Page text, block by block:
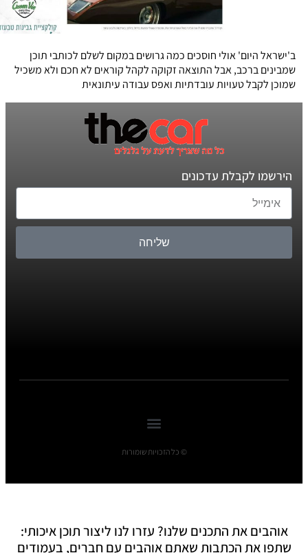
ב'ישראל היום' אולי חוסכים כמה גרושים במקום לשלם לכותבי תוכן
שמבינים ברכב, אבל התוצאה זקוקה לקהל קוראים לא חכם ולא משכיל
שמוכן לקבל טעויות עובדתיות ואפס עבודה עיתונאית
הירשמו לקבלת עדכונים
שליחה
© כל הזכויות שומורות
אוהבים את התכנים שלנו? עזרו לנו ליצור תוכן איכותי:
שתפו את הכתבות שאתם אוהבים עם חברים, בעמודים